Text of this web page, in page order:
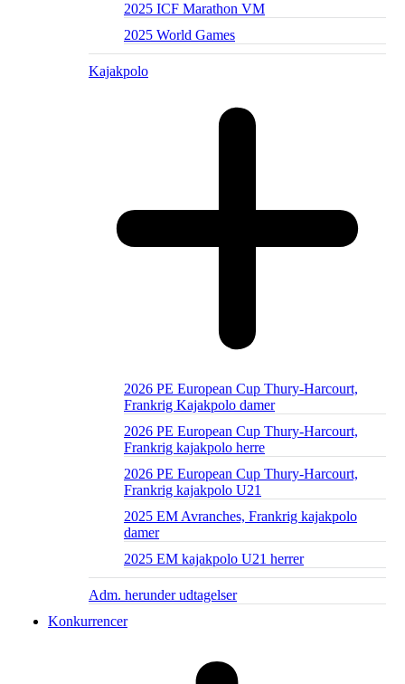
2025 ICF Marathon VM
2025 World Games
Kajakpolo
2026 PE European Cup Thury-Harcourt,
Frankrig Kajakpolo damer
2026 PE European Cup Thury-Harcourt,
Frankrig kajakpolo herre
2026 PE European Cup Thury-Harcourt,
Frankrig kajakpolo U21
2025 EM Avranches, Frankrig kajakpolo
damer
2025 EM kajakpolo U21 herrer
Adm. herunder udtagelser
Konkurrencer